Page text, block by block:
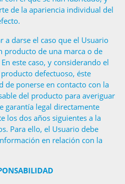
de la apariencia individual del
a darse el caso que el Usuario
producto de una marca o de
este caso, y considerando el
defectuoso, éste
de ponerse en contacto con la
del producto para averiguar
garantía legal directamente
los dos años siguientes a la
Para ello, el Usuario debe
en relación con la